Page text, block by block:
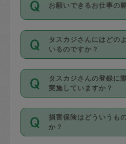
銀行振込や現金払いも
なお、タスカジさん
金のご請求と合わせ
動計算で表示されま
（例：毎週定期の場
ンセルが有償（1200
は２回以上のキャン
たり３時間です。
・ＡＭ ９時～１２
・ＰＭ １３時～１６
・夜 １８時～２１
開始時間を２時間前後
能です。依頼送信後
んにメッセージを送
い。ただし、２時間を
お願いできるお仕事の
掃除、整理収納、洗
作り置きです。タス
きる仕事の範囲が異
する前にタスカジさ
確認してください。
基本的に、高所での
外での作業は対象外
タスカジさんにはどの
いるのですか？
主婦として長年の家
方、栄養士・調理師と
育園や学校の給食や
係の専門職に従事さ
すでにハウスキーパー
てお仕事をしている
タスカジさんの登録に
実施していますか？
応募の際に、各自事
を行っています。その
写真提出をしていた
損害保険はどういうも
か？